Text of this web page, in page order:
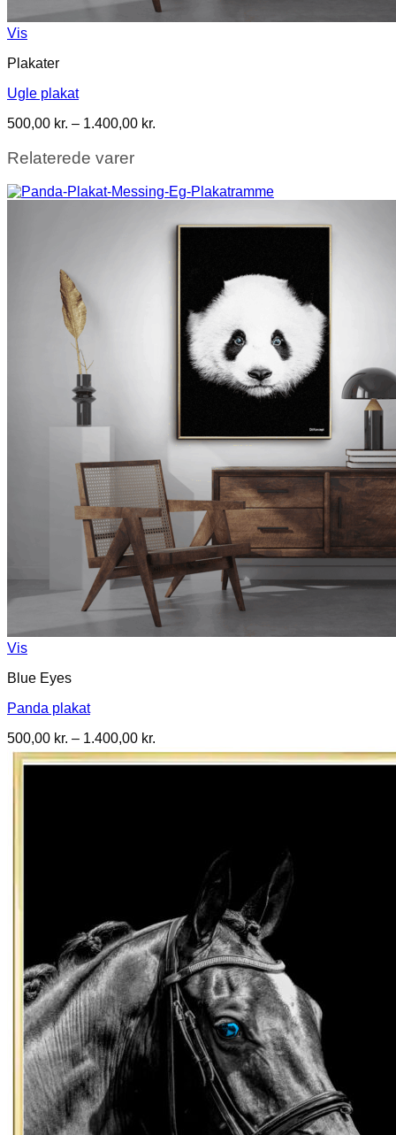
Vis
Plakater
Ugle plakat
500,00 kr. – 1.400,00 kr.
Relaterede varer
Vis
Blue Eyes
Panda plakat
500,00 kr. – 1.400,00 kr.
500,00 kr.
til